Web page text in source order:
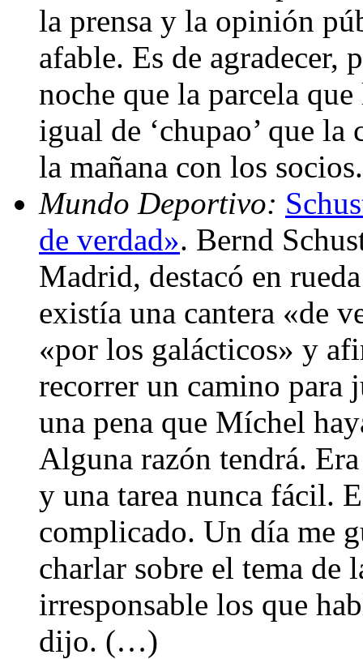
la prensa y la opinión
afable. Es de agradecer,
noche que la parcela
igual de ‘chupao’ que
la mañana con los
Mundo Deportivo:
de verdad». Bernd
Madrid, destacó en
existía una cantera «de
«por los galácticos» y
recorrer un camino para
una pena que Míchel
Alguna razón tendrá.
y una tarea nunca fácil.
complicado. Un día me
charlar sobre el tema de
irresponsable los que
dijo. (…)